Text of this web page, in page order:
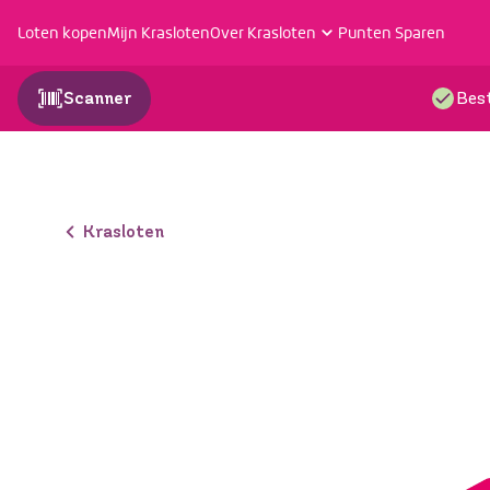
Loten kopenMijn KraslotenOver Krasloten Punten Sparen
Scanner
Krasloten